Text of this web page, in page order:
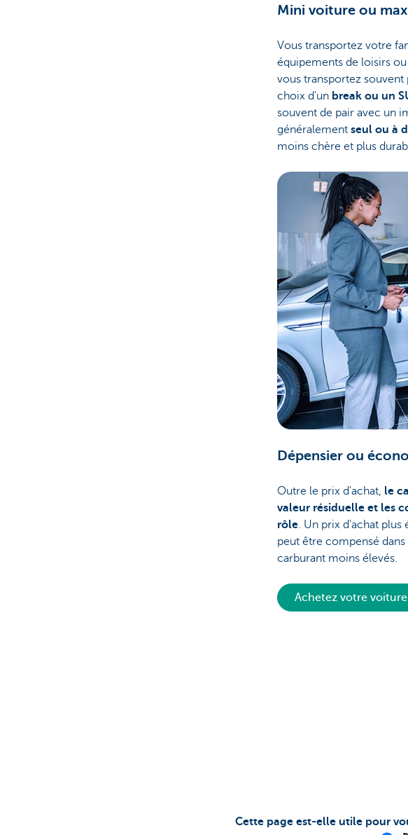
Mini voiture ou
Vous transportez votre
équipements de loisirs
vous transportez souvent
choix d'un break ou un
souvent de pair avec un
généralement seul ou à
moins chère et plus
Dépensier ou
Outre le prix d'achat, le
valeur résiduelle et les
rôle. Un prix d'achat
peut être compensé
carburant moins élevés.
Achetez votre voiture
Cette page est-elle utile pour